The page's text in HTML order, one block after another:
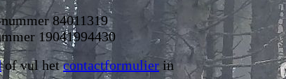
84011319
19041994430
of vul hetcontactformulier in